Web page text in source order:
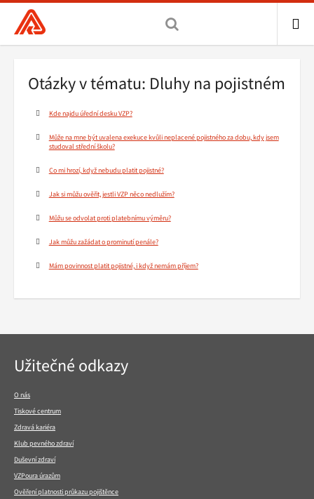
Všeobecná
zdravotní
hlavní
Drobečková
navigace
Otázky v tématu: Dluhy na pojistném
Kde najdu úřední desku VZP?
Může na mne být uvalena exekuce kvůli neplacené pojistného za dobu, kdy jsem
studoval střední školu?
Co mi hrozí, když nebudu platit pojistné?
Jak si můžu ověřit, jestli VZP něco nedlužím?
Můžu se odvolat proti platebnímu výměru?
Jak můžu zažádat o prominutí penále?
Mám povinnost platit pojistné, i když nemám příjem?
Navigace
v
Užitečné odkazy
O nás
Tiskové centrum
Zdravá kariéra
Klub pevného zdraví
Duševní zdraví
VZPoura úrazům
Ověření platnosti průkazu pojištěnce